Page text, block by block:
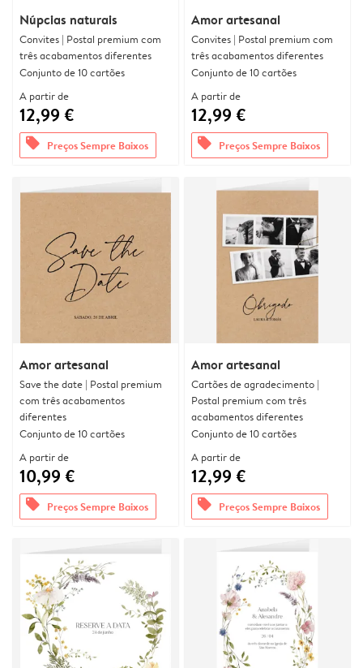
Núpcias naturais
Convites | Postal premium com
três acabamentos diferentes
Conjunto de 10 cartões
A partir de
12,99 €
offers Preços Sempre Baixos
Amor artesanal
Convites | Postal premium com
três acabamentos diferentes
Conjunto de 10 cartões
A partir de
12,99 €
offers Preços Sempre Baixos
Amor artesanal
Save the date | Postal premium
com três acabamentos
diferentes
Conjunto de 10 cartões
A partir de
10,99 €
offers Preços Sempre Baixos
Amor artesanal
Cartões de agradecimento |
Postal premium com três
acabamentos diferentes
Conjunto de 10 cartões
A partir de
12,99 €
offers Preços Sempre Baixos